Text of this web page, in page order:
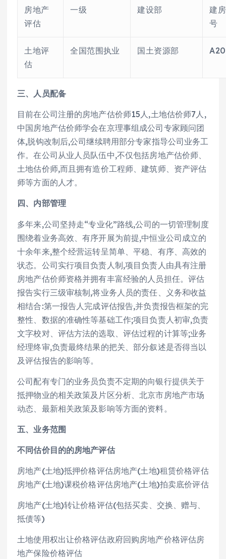
房地产
评估
一级 建设部
建
号
土地评
估
全国范围执业 国土资源部
三、人员配备
目前在公司注册的房地产估价师15人,土地估价师7人,
中国房地产估价师学会在京理事组成公司专家顾问团
体,脱钩改制后,公司继续聘用部分专家指导公司业务工
作。在公司从业人员队伍中,不仅包括房地产估价师、
土地估价师,而且拥有造价工程师、建筑师、资产评估
师等方面的人才。
四、内部管理
多年来,公司坚持走“专业化”路线,公司的一切管理制度
围绕着业务高效、有序开展为前提,中恒业公司成立的
十余年来,整个经营运转呈简单、平稳、有序、高效的
状态。公司实行项目负责人制,项目负责人由具有注册
房地产估价师资格并拥有丰富经验的人员担任。评估
报告实行三级审核制,将业务人员的责任、义务和收益
相结合:第一报告人完成评估报告,并负责报告框架的完
整性、数据的准确性等基础工作;项目负责人初审,负责
文字校对、评估方法的选取、评估过程的计算等;业务
经理终审,负责最终结果的把关、部分叙述是否得当以
及评估报告的影响等。
公司配有专门的业务员负责不定期的向银行提供关于
抵押物业的相关政策及片区分析、北京市房地产市场
动态、最新相关政策及影响等方面的资料。
五、业务范围
不同估价目的的房地产评估
房地产(土地)抵押价格评估房地产(土地)租赁价格评估
房地产(土地)课税价格评估房地产(土地)拍卖底价评估
房地产(土地)转让价格评估(包括买卖、交换、赠与、
抵债等)
土地使用权出让价格评估政府回购房地产价格评估房
地产保险价格评估